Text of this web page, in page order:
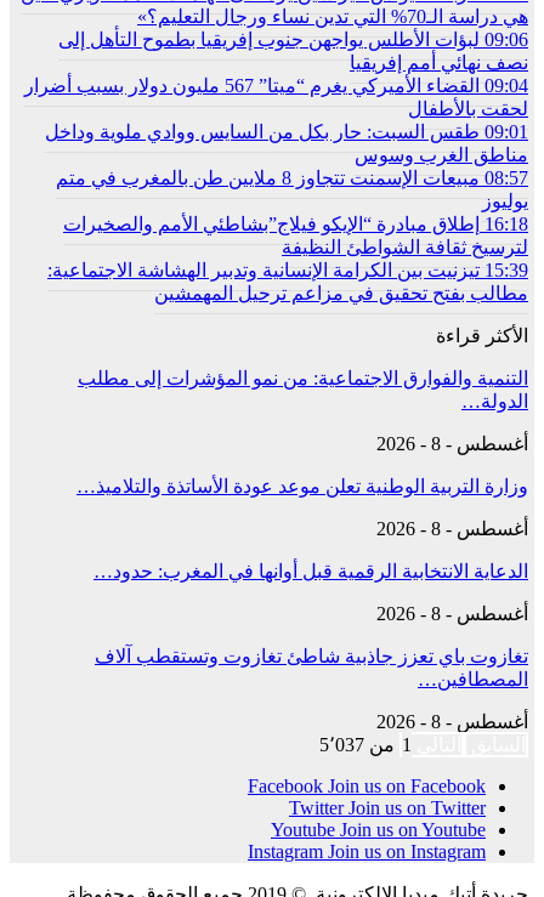
هي دراسة الـ70% التي تدين نساء ورجال التعليم؟»
09:06 لبؤات الأطلس يواجهن جنوب إفريقيا بطموح التأهل إلى
نصف نهائي أمم إفريقيا
09:04
القضاء الأميركي يغرم “ميتا” 567 مليون دولار بسبب أضرار
لحقت بالأطفال
09:01 طقس السبت: حار بكل من السايس ووادي ملوية وداخل
مناطق الغرب وسوس
08:57
مبيعات الإسمنت تتجاوز 8 ملايين طن بالمغرب في متم
يوليوز
16:18 إطلاق مبادرة “الإيكو فيلاج”بشاطئي الأمم والصخيرات
لترسيخ ثقافة الشواطئ النظيفة
15:39 تيزنيت بين الكرامة الإنسانية وتدبير الهشاشة الاجتماعية:
مطالب بفتح تحقيق في مزاعم ترحيل المهمشين
الأكثر قراءة
التنمية والفوارق الاجتماعية: من نمو المؤشرات إلى مطلب
الدولة…
أغسطس - 8 - 2026
وزارة التربية الوطنية تعلن موعد عودة الأساتذة والتلاميذ…
أغسطس - 8 - 2026
الدعاية الانتخابية الرقمية قبل أوانها في المغرب: حدود…
أغسطس - 8 - 2026
تغازوت باي تعزز جاذبية شاطئ تغازوت وتستقطب آلاف
المصطافين…
أغسطس - 8 - 2026
1 من 5٬037
Facebook Join us on Facebook
Twitter Join us on Twitter
Youtube Join us on Youtube
Instagram Join us on Instagram